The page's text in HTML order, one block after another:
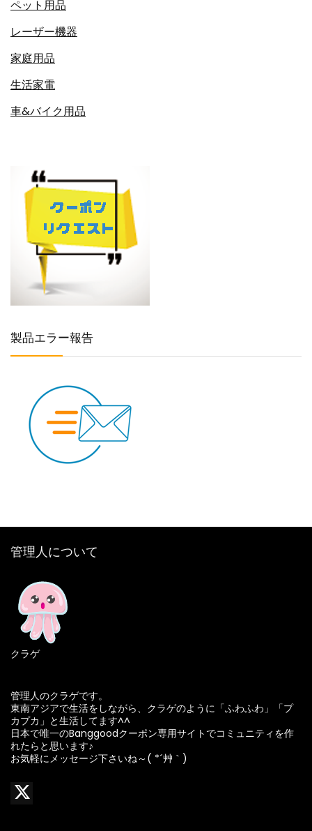
ペット用品
レーザー機器
家庭用品
生活家電
車&バイク用品
製品エラー報告
管理人について
クラゲ
管理人のクラゲです。
東南アジアで生活をしながら、クラゲのように「ふわふわ」「プ
カプカ」と生活してます^^
日本で唯一のBanggoodクーポン専用サイトでコミュニティを作
れたらと思います♪
お気軽にメッセージ下さいね～( *´艸｀)